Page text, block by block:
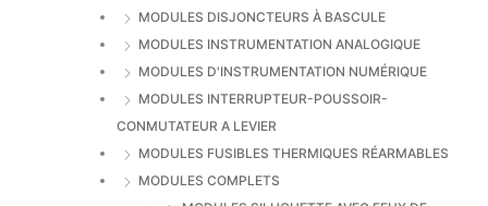
MODULES DISJONCTEURS À BASCULE
MODULES INSTRUMENTATION ANALOGIQUE
MODULES D'INSTRUMENTATION NUMÉRIQUE
MODULES INTERRUPTEUR-POUSSOIR-
CONMUTATEUR A LEVIER
MODULES FUSIBLES THERMIQUES RÉARMABLES
MODULES COMPLETS